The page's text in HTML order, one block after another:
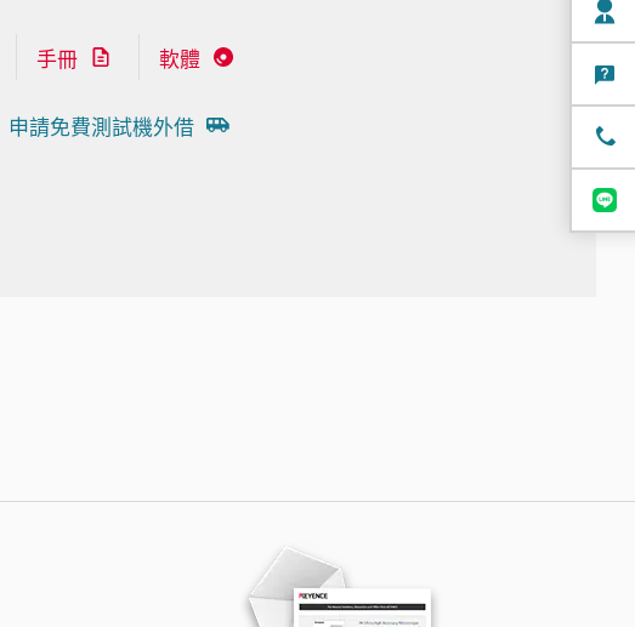
手冊 軟體
申請免費測試機外借